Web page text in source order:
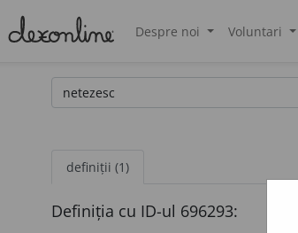
Despre noi Voluntari
definiții (1)
Definiția cu ID-ul 696293: